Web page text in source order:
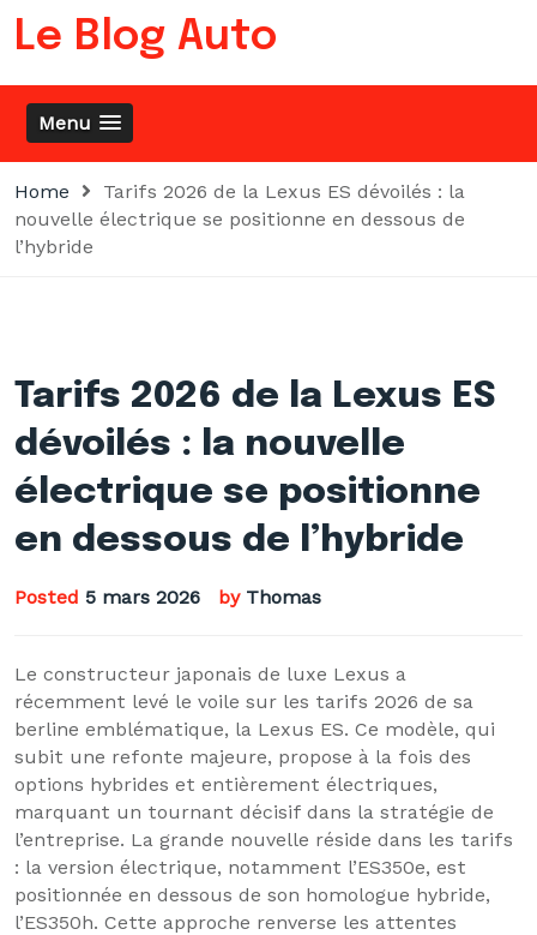
Skip
Le Blog Auto
Menu
Home
Tarifs 2026 de la Lexus ES dévoilés : la
nouvelle électrique se positionne en dessous de
l’hybride
Tarifs 2026 de la Lexus ES
dévoilés : la nouvelle
électrique se positionne
en dessous de l’hybride
Posted 5 mars 2026 by Thomas
Le constructeur japonais de luxe Lexus a
récemment levé le voile sur les tarifs 2026 de sa
berline emblématique, la Lexus ES. Ce modèle, qui
subit une refonte majeure, propose à la fois des
options hybrides et entièrement électriques,
marquant un tournant décisif dans la stratégie de
l’entreprise. La grande nouvelle réside dans les tarifs
: la version électrique, notamment l’ES350e, est
positionnée en dessous de son homologue hybride,
l’ES350h. Cette approche renverse les attentes